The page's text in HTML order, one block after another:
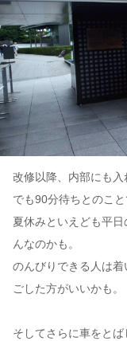
改修以降、内部にも入
でも90分待ちとのこ
夏休みといえども平
んなのかも。
のんびりできる人は
ごした方がいいかも。
そしてさらに車をとば